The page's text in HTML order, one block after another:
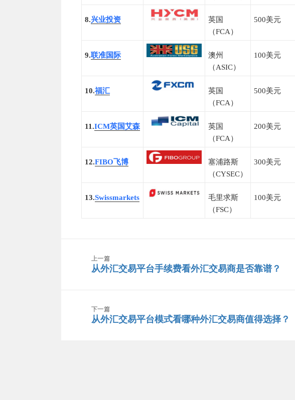
8.兴业投资
英国
（FCA）
500美元
9.联准国际
澳州
（ASIC）
100美元
10.福汇
英国
（FCA）
500美元
11.ICM英国艾森
英国
（FCA）
200美元
12.FIBO飞博
塞浦路斯
（CYSEC）
300美元
13.Swissmarkets
毛里求斯
（FSC）
100美元
上一篇
上
章：
从外汇交易平台手续费看外汇交易商是否靠谱？
下一篇
下
从外汇交易平台模式看哪种外汇交易商值得选择？